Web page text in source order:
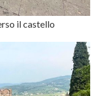
il castello